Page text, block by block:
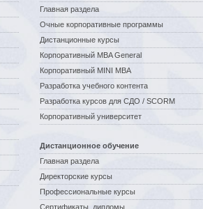
Главная раздела
Очные корпоративные программы
Дистанционные курсы
Корпоративный MBA General
Корпоративный MINI MBA
Разработка учебного контента
Разработка курсов для СДО / SCORM
Корпоративный университет
Дистанционное обучение
Главная раздела
Директорские курсы
Профессиональные курсы
Сертификаты, дипломы